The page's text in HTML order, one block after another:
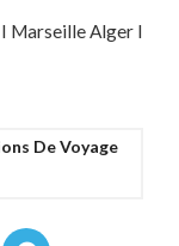
Marseille Alger I
De Voyage